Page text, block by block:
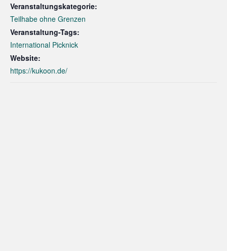
Veranstaltungskategorie:
Teilhabe ohne Grenzen
Veranstaltung-Tags:
International Picknick
Website:
https://kukoon.de/